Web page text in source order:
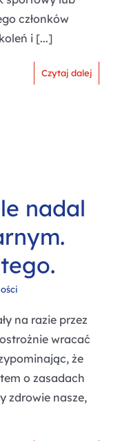
członków
i [...]
Czytaj dalej
nadal
na razie przez
wracać
że
o zasadach
zdrowie nasze,